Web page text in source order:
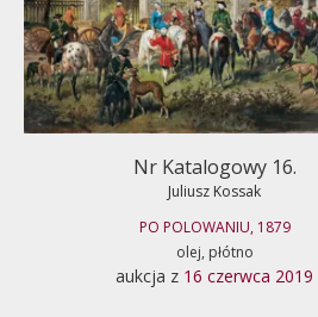
Nr Katalogowy 16.
Juliusz Kossak
PO POLOWANIU, 1879
olej, płótno
aukcja z 16 czerwca 2019